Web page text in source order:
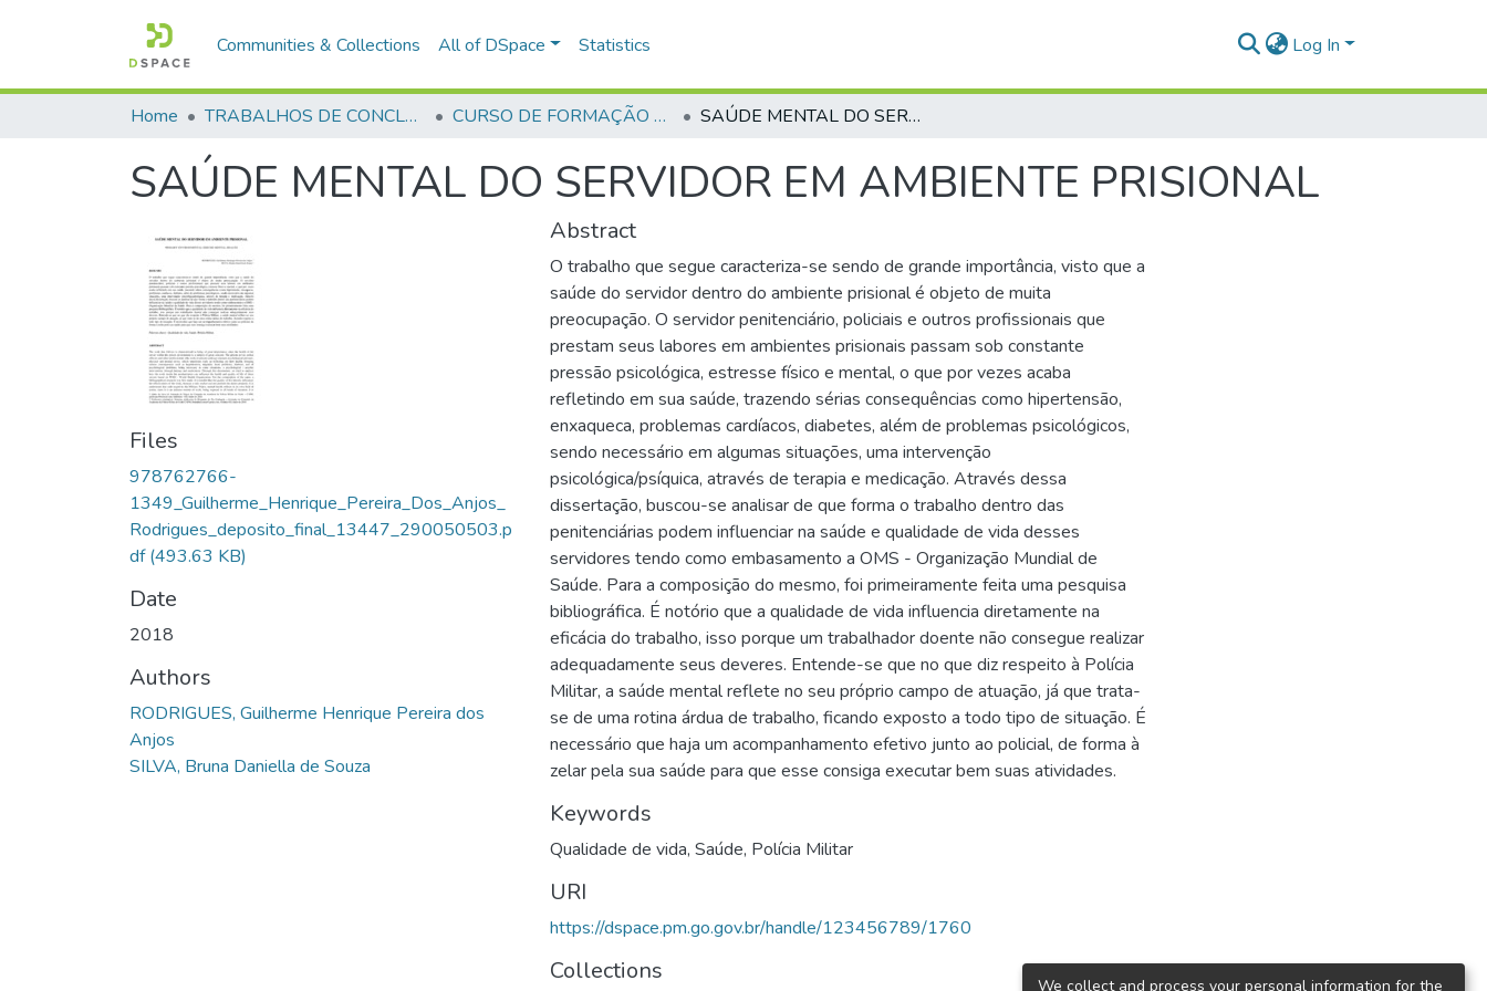
Communities & Collections All of DSpace Statistics Log In
Home TRABALHOS DE CONCLUSÃO DE CURSO - CFP (CURSO DE FORMAÇÃO DE PRAÇAS) CURSO DE FORMAÇÃO DE PRAÇAS - CFP - 2018 SAÚDE MENTAL DO SERVIDOR EM AMBIENTE PRISIONAL
SAÚDE MENTAL DO SERVIDOR EM AMBIENTE PRISIONAL
Files
978762766-
1349_Guilherme_Henrique_Pereira_Dos_Anjos_
Rodrigues_deposito_final_13447_290050503.p
df(493.63 KB)
Date
2018
Authors
RODRIGUES, Guilherme Henrique Pereira dos
Anjos
SILVA, Bruna Daniella de Souza
Abstract
O trabalho que segue caracteriza-se sendo de grande importância, visto que a
saúde do servidor dentro do ambiente prisional é objeto de muita
preocupação. O servidor penitenciário, policiais e outros profissionais que
prestam seus labores em ambientes prisionais passam sob constante
pressão psicológica, estresse físico e mental, o que por vezes acaba
refletindo em sua saúde, trazendo sérias consequências como hipertensão,
enxaqueca, problemas cardíacos, diabetes, além de problemas psicológicos,
sendo necessário em algumas situações, uma intervenção
psicológica/psíquica, através de terapia e medicação. Através dessa
dissertação, buscou-se analisar de que forma o trabalho dentro das
penitenciárias podem influenciar na saúde e qualidade de vida desses
servidores tendo como embasamento a OMS - Organização Mundial de
Saúde. Para a composição do mesmo, foi primeiramente feita uma pesquisa
bibliográfica. É notório que a qualidade de vida influencia diretamente na
eficácia do trabalho, isso porque um trabalhador doente não consegue realizar
adequadamente seus deveres. Entende-se que no que diz respeito à Polícia
Militar, a saúde mental reflete no seu próprio campo de atuação, já que trata-
se de uma rotina árdua de trabalho, ficando exposto a todo tipo de situação. É
necessário que haja um acompanhamento efetivo junto ao policial, de forma à
zelar pela sua saúde para que esse consiga executar bem suas atividades.
Keywords
Qualidade de vida, Saúde, Polícia Militar
URI
https://dspace.pm.go.gov.br/handle/123456789/1760
Collections
We collect and process your personal information for the